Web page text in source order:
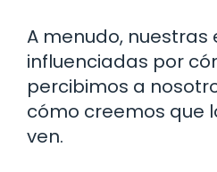
A menudo, nuestras
influenciadas por
percibimos a
cómo creemos que
ven.